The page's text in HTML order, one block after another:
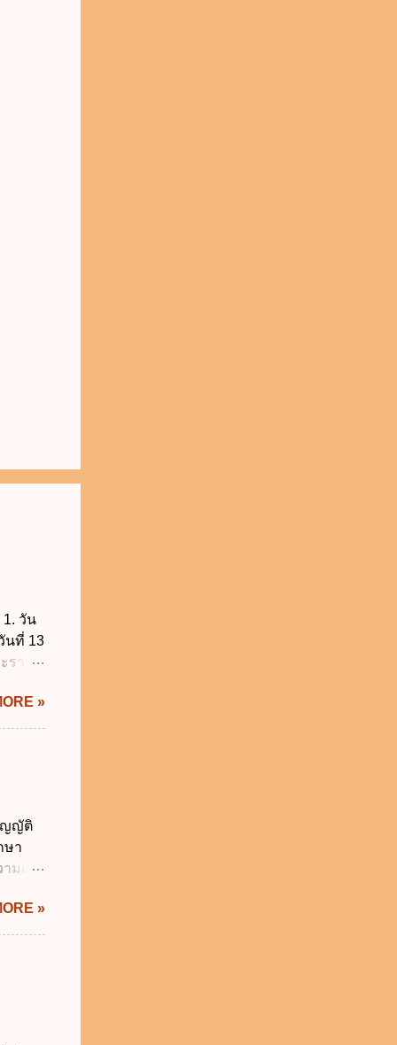
วัน
นที่ 13
ราช
พ.ศ.
อง
ก
.ศ.
การ
ติวิธี
»
ญญัติ
ษา
มเป็น
เกิน
รเงิน
สงค์
เป็น
»